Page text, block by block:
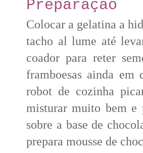
Preparação
Colocar a gelatina a
tacho al lume até
coador para reter
framboesas ainda em
robot de cozinha
misturar muito bem e
sobre a base de
prepara mousse de